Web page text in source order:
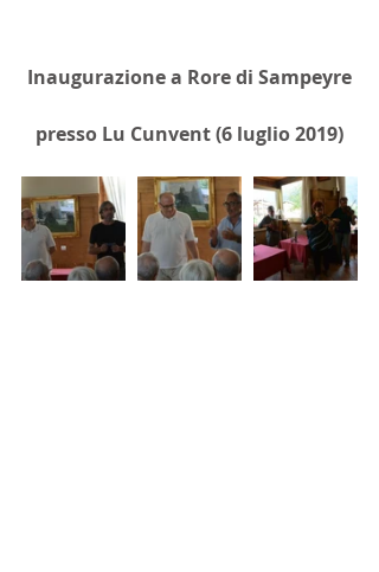
Inaugurazione a Rore di Sampeyre
presso Lu Cunvent (6 luglio 2019)